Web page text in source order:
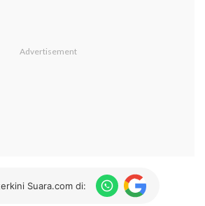
Suara.com di: